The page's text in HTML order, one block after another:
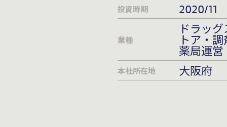
投資時期 2020/11
業種
ドラッグ
トア・
薬局運営
本社所在地 大阪府